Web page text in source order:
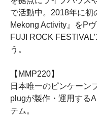
で活動中。2018年に初
Mekong Activity』をP
FUJI ROCK
う。
【MMP220】
日本唯一のピンケーン
plugが製作・運用する
テム。